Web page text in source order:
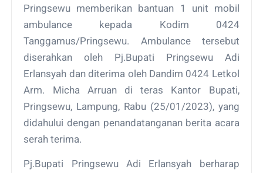
Pringsewu memberikan bantuan 1 unit mobil
ambulance kepada Kodim 0424
Tanggamus/Pringsewu. Ambulance tersebut
diserahkan oleh Pj.Bupati Pringsewu Adi
Erlansyah dan diterima oleh Dandim 0424 Letkol
Arm. Micha Arruan di teras Kantor Bupati,
Pringsewu, Lampung, Rabu (25/01/2023), yang
didahului dengan penandatanganan berita acara
serah terima.
Pj.Bupati Pringsewu Adi Erlansyah berharap